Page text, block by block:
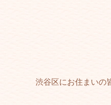
渋谷区にお住まいの